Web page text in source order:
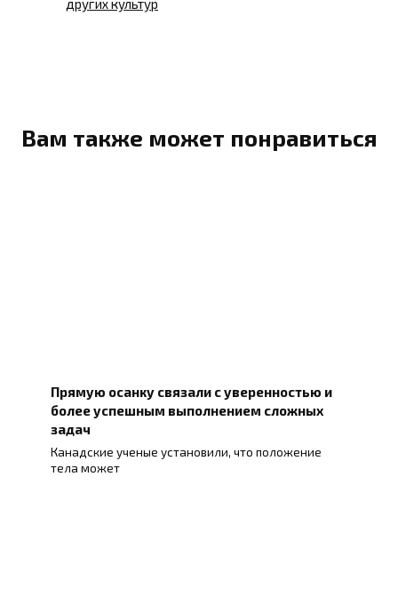
других культур
Вам также может понравиться
Прямую осанку связали с уверенностью и
более успешным выполнением сложных
задач
Канадские ученые установили, что положение
тела может